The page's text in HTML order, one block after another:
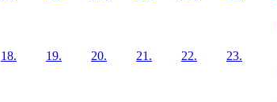
18. 19. 20. 21. 22. 23.